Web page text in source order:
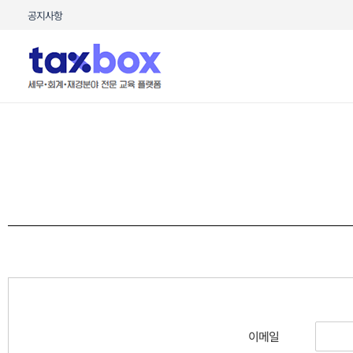
콘텐츠로공지사항
이메일